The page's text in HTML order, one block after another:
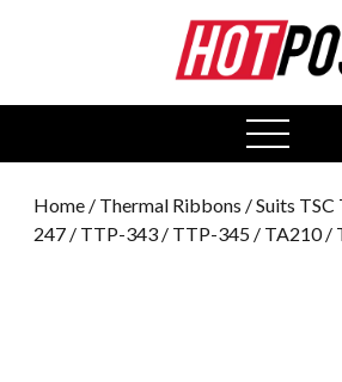
open
menu
Home / Thermal Ribbons / Suits
247 / TTP-343 / TTP-345 / TA210 /